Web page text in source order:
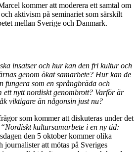
kommer att moderera ett samtal om
aktivism på seminariet som särskilt
mellan Sverige och Danmark.
insatser och hur kan den fri kultur och
genom ökat samarbete? Hur kan de
fungera som en språngbräda och
ett nytt nordiskt genombrott? Varför är
viktigare än någonsin just nu?
som kommer att diskuteras under det
“Nordiskt kultursamarbete i en ny tid:
den 5 oktober kommer olika
att mötas på Sveriges